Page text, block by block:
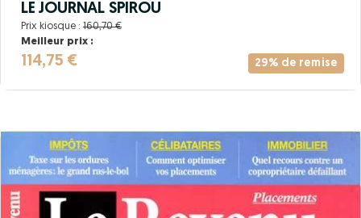
29% de remise
LE JOURNAL SPIROU
Prix kiosque : 160,70 €
Meilleur prix :
114,75 €